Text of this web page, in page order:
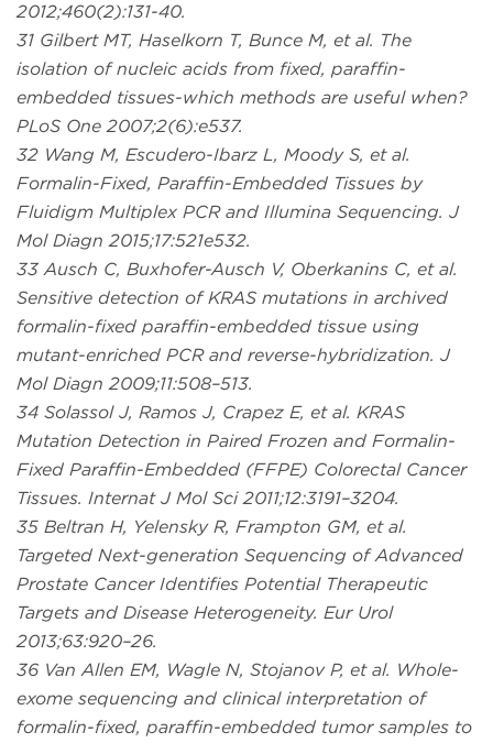
2012;460(2):131-40.
31 Gilbert MT, Haselkorn T, Bunce M, et al. The
isolation of nucleic acids from fixed, paraffin-
embedded tissues-which methods are useful when?
PLoS One 2007;2(6):e537.
32 Wang M, Escudero-Ibarz L, Moody S, et al.
Formalin-Fixed, Paraffin-Embedded Tissues by
Fluidigm Multiplex PCR and Illumina Sequencing. J
Mol Diagn 2015;17:521e532.
33 Ausch C, Buxhofer-Ausch V, Oberkanins C, et al.
Sensitive detection of KRAS mutations in archived
formalin-fixed paraffin-embedded tissue using
mutant-enriched PCR and reverse-hybridization. J
Mol Diagn 2009;11:508–513.
34 Solassol J, Ramos J, Crapez E, et al. KRAS
Mutation Detection in Paired Frozen and Formalin-
Fixed Paraffin-Embedded (FFPE) Colorectal Cancer
Tissues. Internat J Mol Sci 2011;12:3191–3204.
35 Beltran H, Yelensky R, Frampton GM, et al.
Targeted Next-generation Sequencing of Advanced
Prostate Cancer Identifies Potential Therapeutic
Targets and Disease Heterogeneity. Eur Urol
2013;63:920–26.
36 Van Allen EM, Wagle N, Stojanov P, et al. Whole-
exome sequencing and clinical interpretation of
formalin-fixed, paraffin-embedded tumor samples to